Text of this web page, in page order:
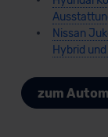
Nissan
Hybrid
zum